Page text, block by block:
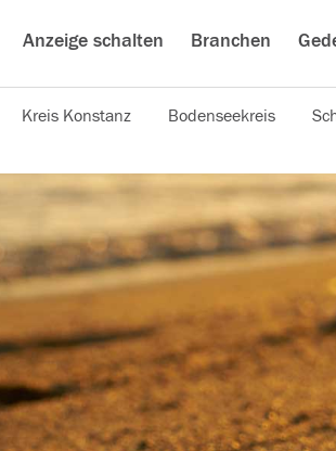
Anzeige schalten Branchen
Kreis Konstanz Bodenseekreis